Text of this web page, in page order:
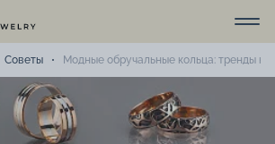
Советы Модные обручальные кольца: тренды на